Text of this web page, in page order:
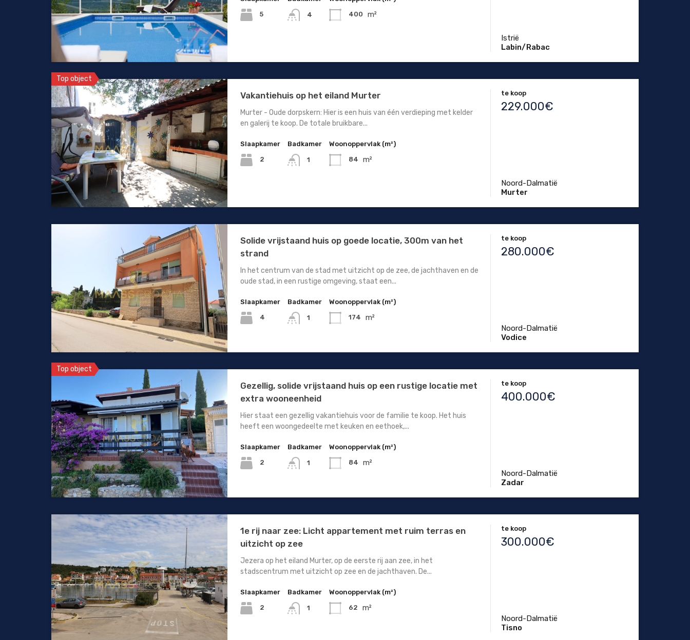
5 4 400 m²
Istrië
Labin/Rabac
Top object
Vakantiehuis op het eiland Murter
Murter - Oude dorpskern: Hier is een huis van één verdieping met kelder
en galerij te koop. De totale bruikbare...
Slaapkamer
2
Badkamer
1
Woonoppervlak (m²)
84 m²
te koop
229.000€
Noord-Dalmatië
Murter
Solide vrijstaand huis op goede locatie, 300m van het
strand
In het centrum van de stad met uitzicht op de zee, de jachthaven en de
oude stad, in een rustige omgeving, staat een...
Slaapkamer
4
Badkamer
1
Woonoppervlak (m²)
174 m²
te koop
280.000€
Noord-Dalmatië
Vodice
Top object
Gezellig, solide vrijstaand huis op een rustige locatie met
extra wooneenheid
Hier staat een gezellig vakantiehuis voor de familie te koop. Het huis
heeft een woongedeelte met keuken en eethoek,...
Slaapkamer
2
Badkamer
1
Woonoppervlak (m²)
84 m²
te koop
400.000€
Noord-Dalmatië
Zadar
1e rij naar zee: Licht appartement met ruim terras en
uitzicht op zee
Jezera op het eiland Murter, op de eerste rij aan zee, in het
stadscentrum met uitzicht op zee en de jachthaven. De...
Slaapkamer
2
Badkamer
1
Woonoppervlak (m²)
62 m²
te koop
300.000€
Noord-Dalmatië
Tisno